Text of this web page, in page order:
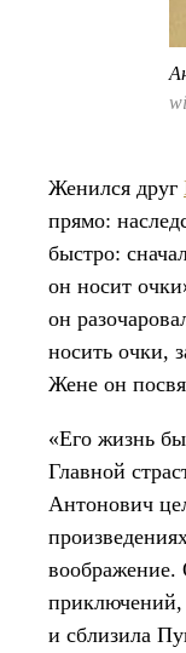
Женился друг
прямо:
быстро:
он носит
он
носить очки,
Жене он
«Его жизнь
Главной
Антонович
воображение.
приключений,
и сблизила